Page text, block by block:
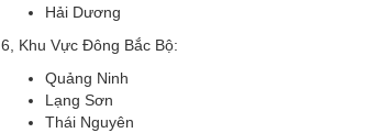
Hải Dương
6, Khu Vực Đông Bắc Bộ:
Quảng Ninh
Lạng Sơn
Thái Nguyên